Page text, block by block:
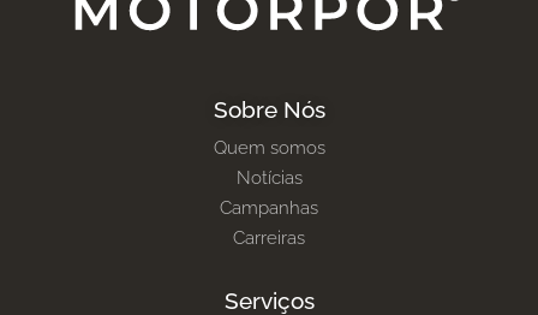
Sobre Nós
Quem somos
Notícias
Campanhas
Carreiras
Serviços